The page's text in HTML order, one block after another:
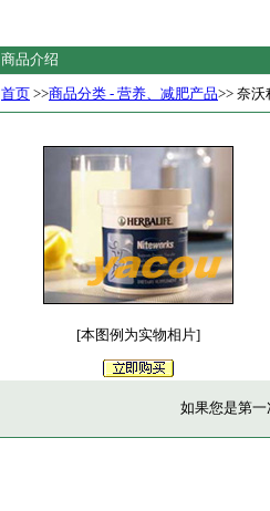
商品介绍
首页 >>商品分类 - 营养、减肥产品>> 奈沃
[本图例为实物相片]
如果您是第